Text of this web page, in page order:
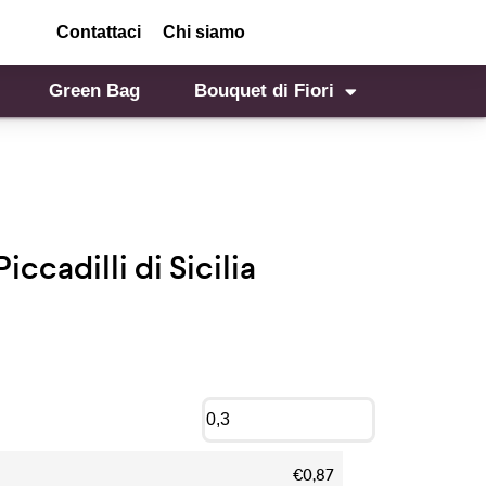
Contattaci Chi siamo
Green Bag Bouquet di Fiori
di Sicilia
€0,87